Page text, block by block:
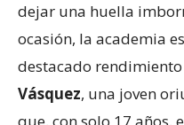
dejar una huella
ocasión, la academia
destacado
Vásquez, una joven